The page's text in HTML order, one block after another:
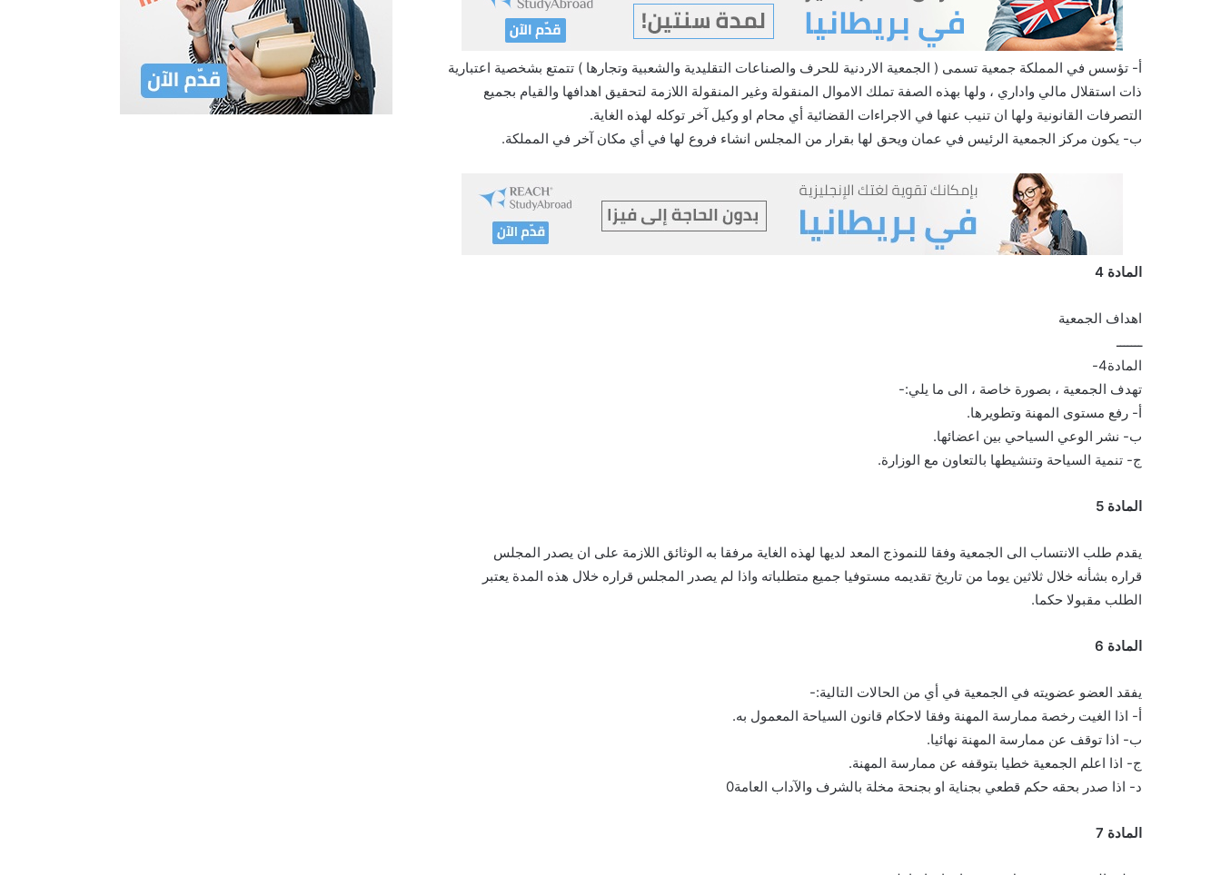
أ- تؤسس في المملكة جمعية تسمى ( الجمعية الاردنية للحرف والصناعات التقليدية والشعبية وتجارها ) تتمتع بشخصية اعتبارية
ذات استقلال مالي واداري ، ولها بهذه الصفة تملك الاموال المنقولة وغير المنقولة اللازمة لتحقيق اهدافها والقيام بجميع
التصرفات القانونية ولها ان تنيب عنها في الاجراءات القضائية أي محام او وكيل آخر توكله لهذه الغاية.
ب- يكون مركز الجمعية الرئيس في عمان ويحق لها بقرار من المجلس انشاء فروع لها في أي مكان آخر في المملكة.
المادة 4
اهداف الجمعية
ـــــــ
المادة4-
تهدف الجمعية ، بصورة خاصة ، الى ما يلي:-
أ- رفع مستوى المهنة وتطويرها.
ب- نشر الوعي السياحي بين اعضائها.
ج- تنمية السياحة وتنشيطها بالتعاون مع الوزارة.
المادة 5
يقدم طلب الانتساب الى الجمعية وفقا للنموذج المعد لديها لهذه الغاية مرفقا به الوثائق اللازمة على ان يصدر المجلس
قراره بشأنه خلال ثلاثين يوما من تاريخ تقديمه مستوفيا جميع متطلباته واذا لم يصدر المجلس قراره خلال هذه المدة يعتبر
الطلب مقبولا حكما.
المادة 6
يفقد العضو عضويته في الجمعية في أي من الحالات التالية:-
أ- اذا الغيت رخصة ممارسة المهنة وفقا لاحكام قانون السياحة المعمول به.
ب- اذا توقف عن ممارسة المهنة نهائيا.
ج- اذا اعلم الجمعية خطيا بتوقفه عن ممارسة المهنة.
د- اذا صدر بحقه حكم قطعي بجناية او بجنحة مخلة بالشرف والآداب العامة0
المادة 7